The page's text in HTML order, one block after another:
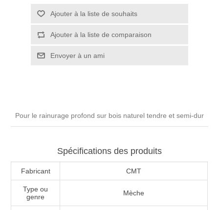
Pour le rainurage profond sur bois naturel tendre et semi-dur
Spécifications des produits
Fabricant CMT
Type ou
genre
Mèche